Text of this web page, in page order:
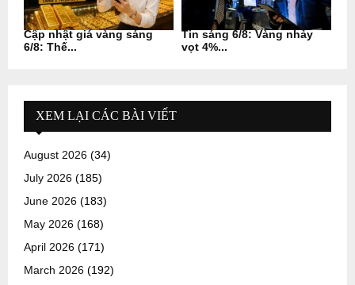
Cập nhật giá vàng sáng
6/8: Thế...
Tin sáng 6/8: Vàng nhảy
vọt 4%...
XEM LẠI CÁC BÀI VIẾT
August 2026 (34)
July 2026 (185)
June 2026 (183)
May 2026 (168)
April 2026 (171)
March 2026 (192)